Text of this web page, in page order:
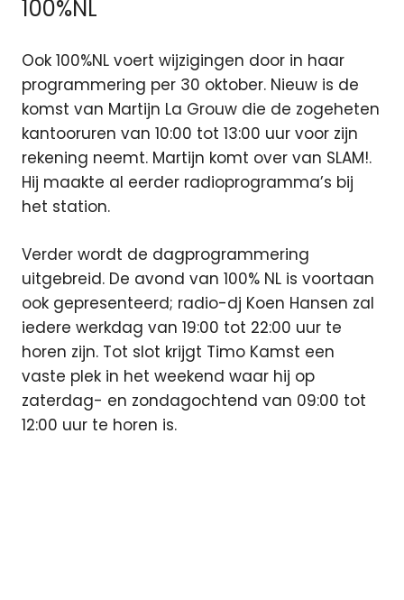
100%NL
Ook 100%NL voert wijzigingen door in haar
programmering per 30 oktober. Nieuw is de
komst van Martijn La Grouw die de zogeheten
kantooruren van 10:00 tot 13:00 uur voor zijn
rekening neemt. Martijn komt over van SLAM!.
Hij maakte al eerder radioprogramma’s bij
het station.
Verder wordt de dagprogrammering
uitgebreid. De avond van 100% NL is voortaan
ook gepresenteerd; radio-dj Koen Hansen zal
iedere werkdag van 19:00 tot 22:00 uur te
horen zijn. Tot slot krijgt Timo Kamst een
vaste plek in het weekend waar hij op
zaterdag- en zondagochtend van 09:00 tot
12:00 uur te horen is.